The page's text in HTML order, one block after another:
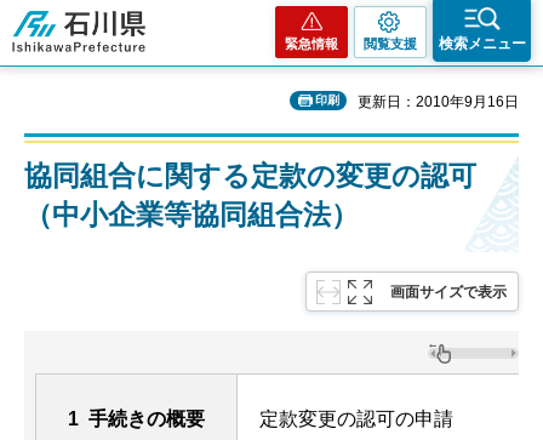
石川県
緊急情報 閲覧支援 検索メニュー
印刷 更新日：2010年9月16日
協同組合に関する定款の変更の認可
（中小企業等協同組合法）
画面サイズで表示
1 手続きの概要 定款変更の認可の申請